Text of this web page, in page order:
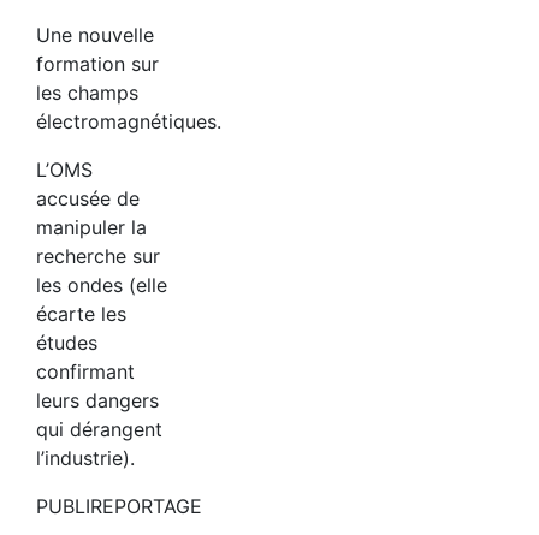
Une nouvelle
formation sur
les champs
électromagnétiques.
L’OMS
accusée de
manipuler la
recherche sur
les ondes (elle
écarte les
études
confirmant
leurs dangers
qui dérangent
l’industrie).
PUBLIREPORTAGE